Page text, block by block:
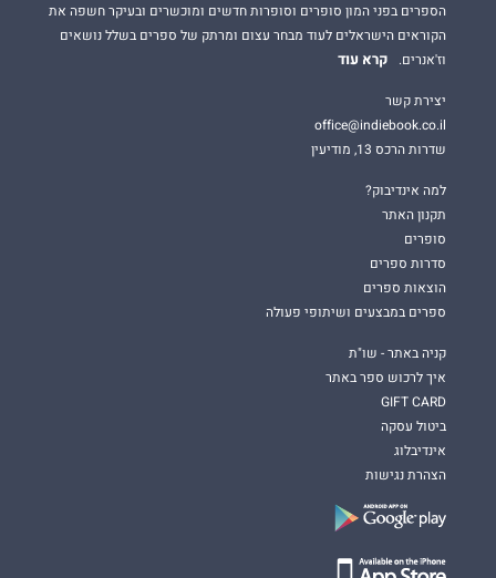
הספרים בפני המון סופרים וסופרות חדשים ומוכשרים ובעיקר חשפה את
הקוראים הישראלים לעוד מבחר עצום ומרתק של ספרים בשלל נושאים
וז'אנרים.
קרא עוד
יצירת קשר
office@indiebook.co.il
שדרות הרכס 13, מודיעין
למה אינדיבוק?
תקנון האתר
סופרים
סדרות ספרים
הוצאות ספרים
ספרים במבצעים ושיתופי פעולה
קניה באתר - שו"ת
איך לרכוש ספר באתר
GIFT CARD
ביטול עסקה
אינדיבלוג
הצהרת נגישות